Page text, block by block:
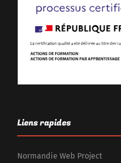
Liens rapides
Normandie Web Project